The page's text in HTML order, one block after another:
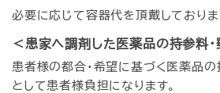
必要に応じて容器代を頂戴しておりま
＜患家へ調剤した医薬品の持参料・
患者様の都合・希望に基づく医薬品の
として患者様負担になります。